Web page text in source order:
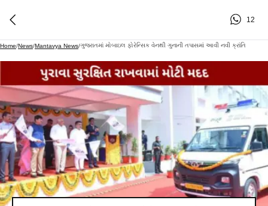
12
Home/News/Mantavya News/ગુજરાતમાં મોબાઇલ ફોરેન્સિક વેનથી ગુનાની તપાસમાં આવી નવી ક્રાંતિ